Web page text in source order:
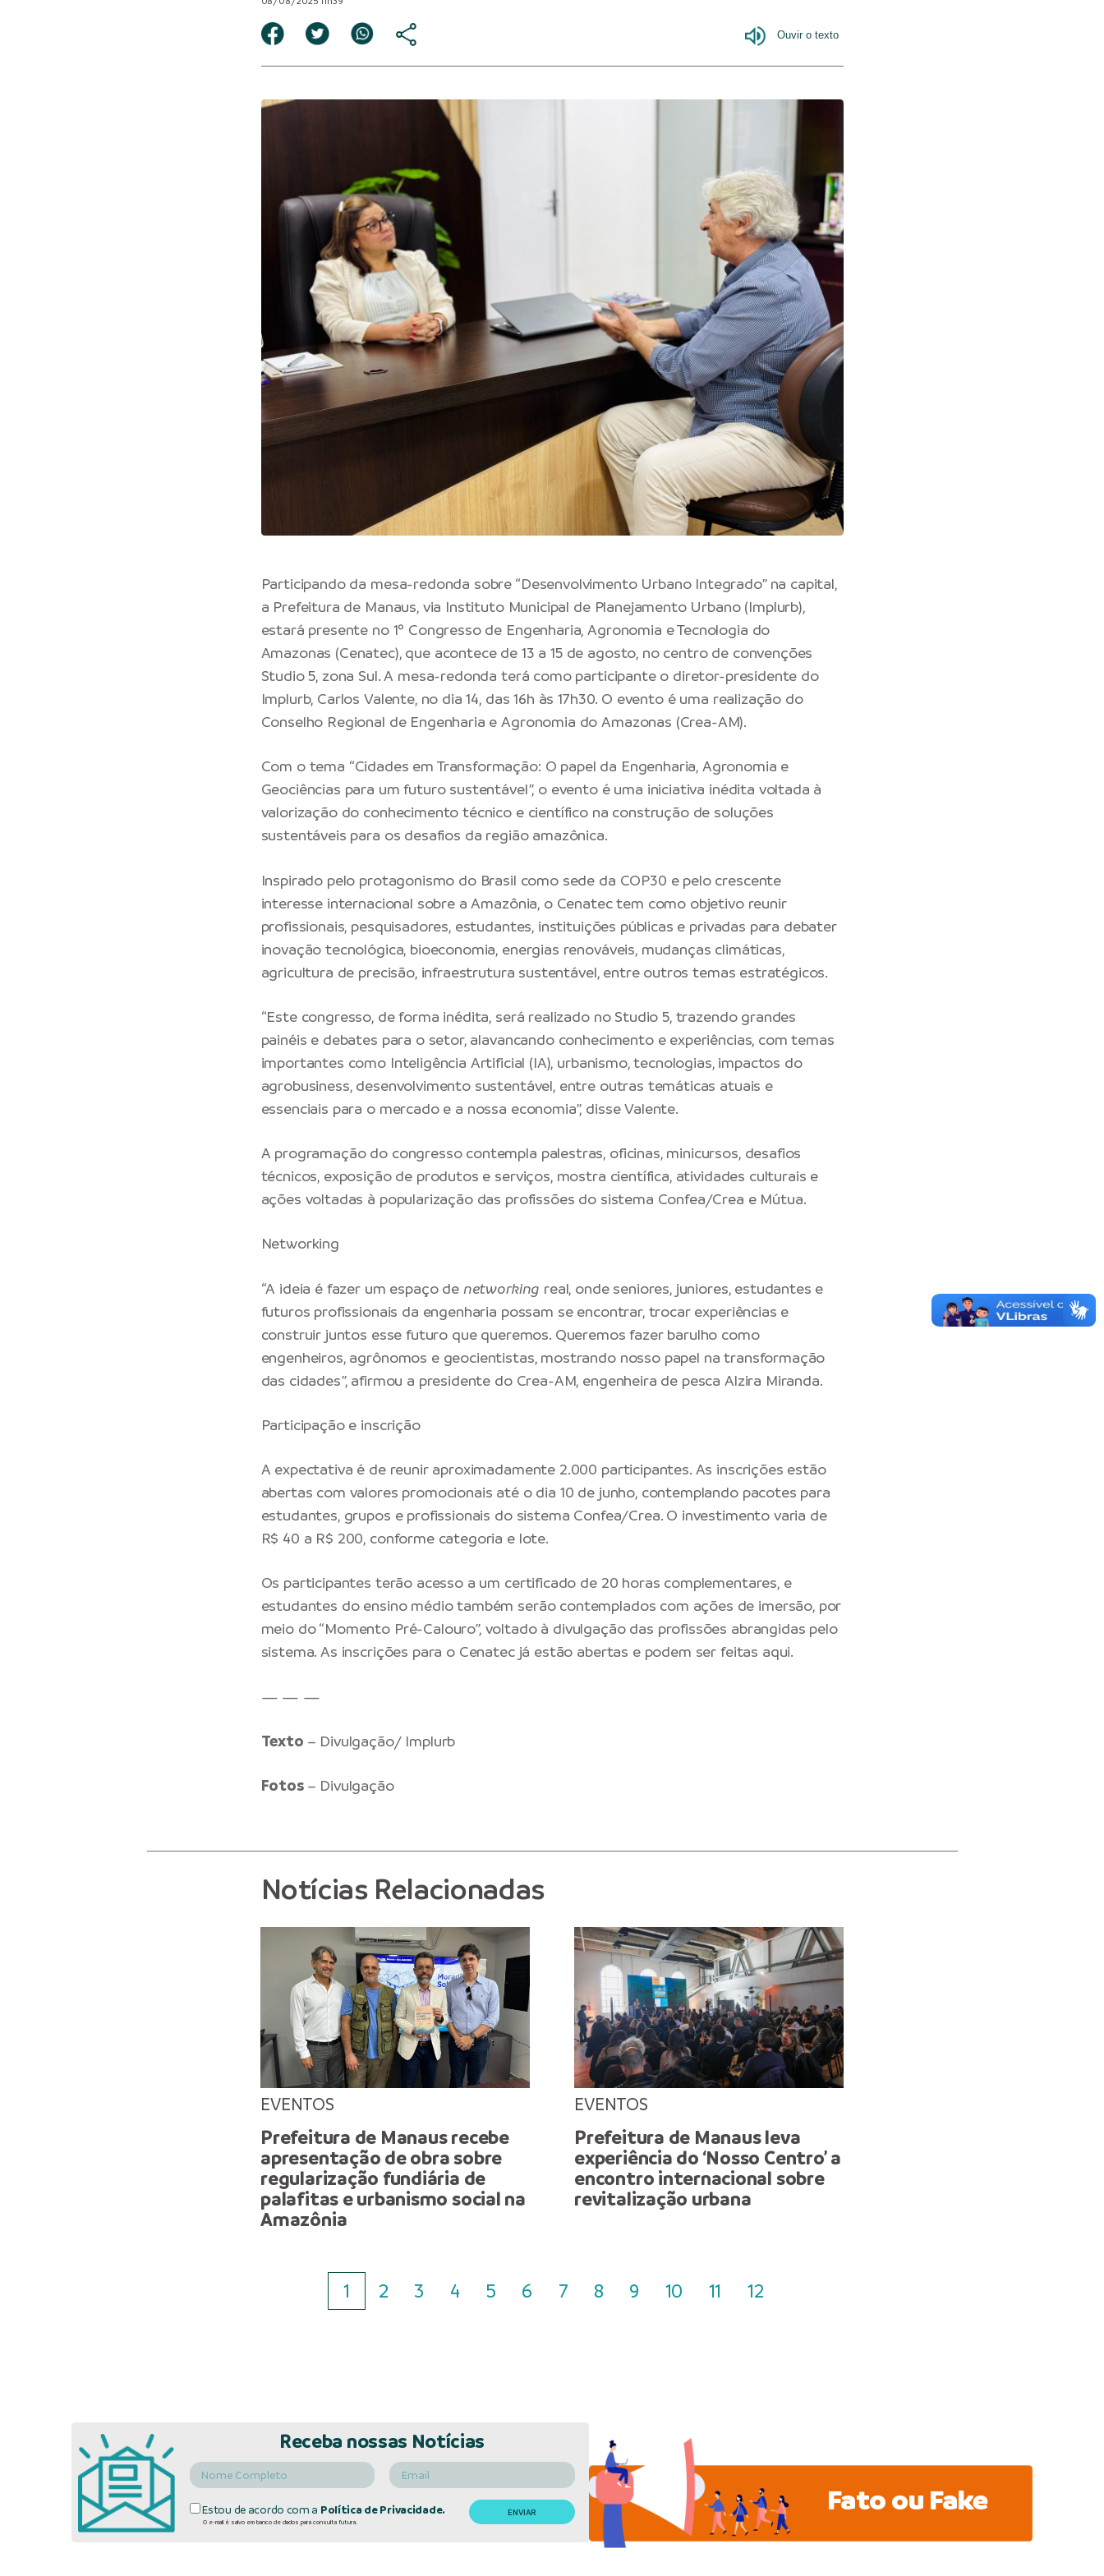
Participando da mesa-redonda sobre “Desenvolvimento Urbano Integrado” na capital,
a Prefeitura de Manaus, via Instituto Municipal de Planejamento Urbano (Implurb),
estará presente no 1º Congresso de Engenharia, Agronomia e Tecnologia do
Amazonas (Cenatec), que acontece de 13 a 15 de agosto, no centro de convenções
Studio 5, zona Sul. A mesa-redonda terá como participante o diretor-presidente do
Implurb, Carlos Valente, no dia 14, das 16h às 17h30. O evento é uma realização do
Conselho Regional de Engenharia e Agronomia do Amazonas (Crea-AM).
Com o tema “Cidades em Transformação: O papel da Engenharia, Agronomia e
Geociências para um futuro sustentável”, o evento é uma iniciativa inédita voltada à
valorização do conhecimento técnico e científico na construção de soluções
sustentáveis para os desafios da região amazônica.
Inspirado pelo protagonismo do Brasil como sede da COP30 e pelo crescente
interesse internacional sobre a Amazônia, o Cenatec tem como objetivo reunir
profissionais, pesquisadores, estudantes, instituições públicas e privadas para debater
inovação tecnológica, bioeconomia, energias renováveis, mudanças climáticas,
agricultura de precisão, infraestrutura sustentável, entre outros temas estratégicos.
“Este congresso, de forma inédita, será realizado no Studio 5, trazendo grandes
painéis e debates para o setor, alavancando conhecimento e experiências, com temas
importantes como Inteligência Artificial (IA), urbanismo, tecnologias, impactos do
agrobusiness, desenvolvimento sustentável, entre outras temáticas atuais e
essenciais para o mercado e a nossa economia”, disse Valente.
A programação do congresso contempla palestras, oficinas, minicursos, desafios
técnicos, exposição de produtos e serviços, mostra científica, atividades culturais e
ações voltadas à popularização das profissões do sistema Confea/Crea e Mútua.
Networking
“A ideia é fazer um espaço de networking real, onde seniores, juniores, estudantes e
futuros profissionais da engenharia possam se encontrar, trocar experiências e
construir juntos esse futuro que queremos. Queremos fazer barulho como
engenheiros, agrônomos e geocientistas, mostrando nosso papel na transformação
das cidades”, afirmou a presidente do Crea-AM, engenheira de pesca Alzira Miranda.
Participação e inscrição
A expectativa é de reunir aproximadamente 2.000 participantes. As inscrições estão
abertas com valores promocionais até o dia 10 de junho, contemplando pacotes para
estudantes, grupos e profissionais do sistema Confea/Crea. O investimento varia de
R$ 40 a R$ 200, conforme categoria e lote.
Os participantes terão acesso a um certificado de 20 horas complementares, e
estudantes do ensino médio também serão contemplados com ações de imersão, por
meio do “Momento Pré-Calouro”, voltado à divulgação das profissões abrangidas pelo
sistema. As inscrições para o Cenatec já estão abertas e podem ser feitas aqui.
— — —
Texto – Divulgação/ Implurb
Fotos – Divulgação
Notícias Relacionadas
EVENTOS
Prefeitura de Manaus recebe
apresentação de obra sobre
regularização fundiária de
palafitas e urbanismo social na
Amazônia
EVENTOS
Prefeitura de Manaus leva
experiência do ‘Nosso Centro’ a
encontro internacional sobre
revitalização urbana
1 2 3 4 5 6 7 8 9 10 11 12
Receba nossas Notícias
Estou de acordo com a Política de Privacidade.
O e-mail é salvo em banco de dados para consulta futura.
Fato ou Fake